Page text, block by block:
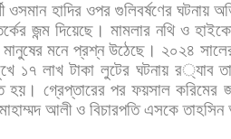
ওসমান হাদির ওপর গুলিবর্ষণের ঘটনায়
জন্ম দিয়েছে। মামলার নথি ও
মানুষের মনে প্রশ্ন উঠেছে। ২০২৪
১৭ লাখ টাকা লুটের ঘটনায় র্যাব
হয়। গ্রেপ্তারের পর ফয়সাল করিমের
আলী ও বিচারপতি এসকে তাহসিন